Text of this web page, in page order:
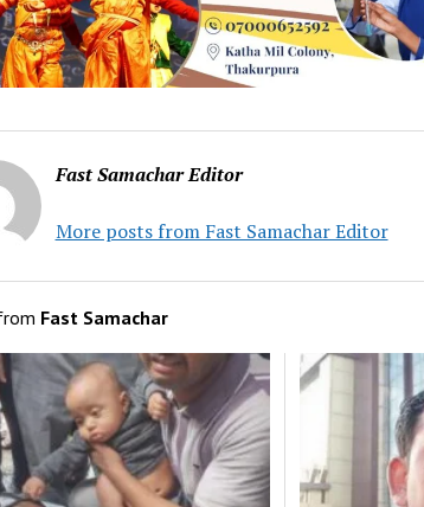
Fast Samachar Editor
More posts from Fast Samachar Editor
Fast Samachar